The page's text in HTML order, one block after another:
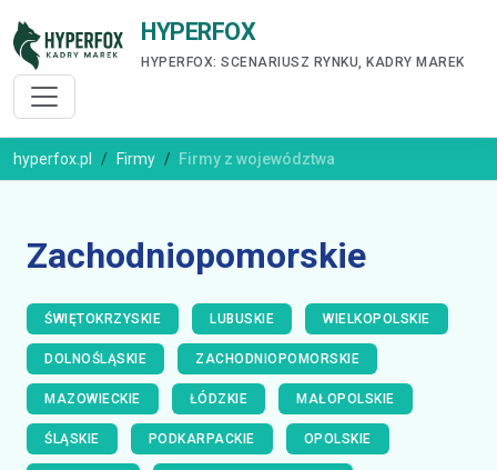
HYPERFOX
HYPERFOX: SCENARIUSZ RYNKU, KADRY MAREK
hyperfox.pl Firmy Firmy z województwa
Zachodniopomorskie
ŚWIĘTOKRZYSKIE LUBUSKIE WIELKOPOLSKIE
DOLNOŚLĄSKIE ZACHODNIOPOMORSKIE
MAZOWIECKIE ŁÓDZKIE MAŁOPOLSKIE
ŚLĄSKIE PODKARPACKIE OPOLSKIE